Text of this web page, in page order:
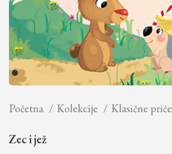
Početna Kolekcije Klasične priče
Zec i jež